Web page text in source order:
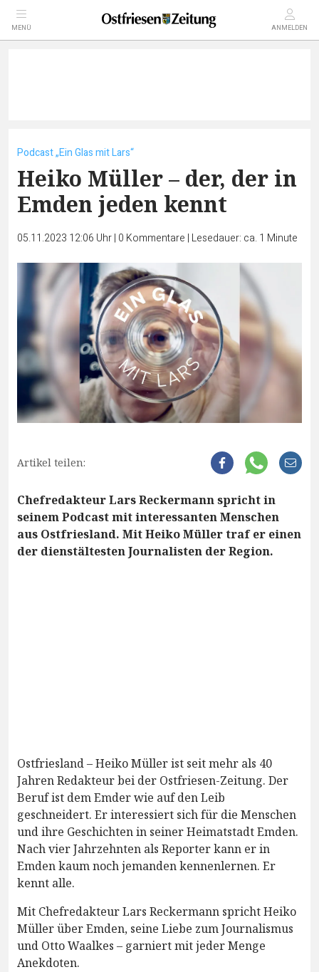
MENÜ ANMELDEN
Podcast „Ein Glas mit Lars“
Heiko Müller – der, der in
Emden jeden kennt
05.11.2023 12:06 Uhr| 0 Kommentare | Lesedauer: ca. 1 Minute
Artikel teilen:
Chefredakteur Lars Reckermann spricht in
seinem Podcast mit interessanten Menschen
aus Ostfriesland. Mit Heiko Müller traf er einen
der dienstältesten Journalisten der Region.
Ostfriesland – Heiko Müller ist seit mehr als 40
Jahren Redakteur bei der Ostfriesen-Zeitung. Der
Beruf ist dem Emder wie auf den Leib
geschneidert. Er interessiert sich für die Menschen
und ihre Geschichten in seiner Heimatstadt Emden.
Nach vier Jahrzehnten als Reporter kann er in
Emden kaum noch jemanden kennenlernen. Er
kennt alle.
Mit Chefredakteur Lars Reckermann spricht Heiko
Müller über Emden, seine Liebe zum Journalismus
und Otto Waalkes – garniert mit jeder Menge
Anekdoten.